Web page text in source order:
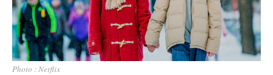
Photo : Netflix